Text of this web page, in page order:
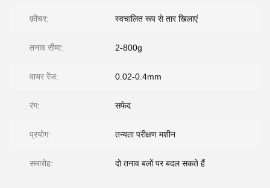
फ़ीचर: स्वचालित रूप से तार खिलाएं
तनाव सीमा: 2-800g
वायर रेंज: 0.02-0.4mm
रंग: सफेद
प्रयोग: तन्यता परीक्षण मशीन
समारोह: दो तनाव बलों पर बदल सकते हैं